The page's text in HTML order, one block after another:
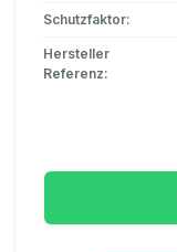
Schutzfaktor:
Hersteller
Referenz: